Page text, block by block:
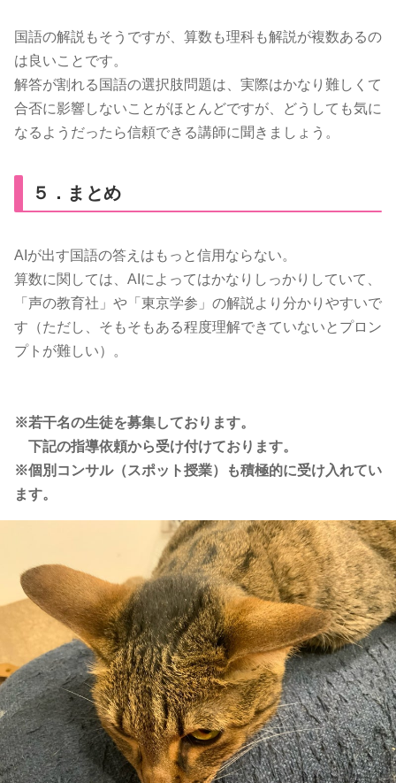
国語の解説もそうですが、算数も理科も解説が複数あるの
は良いことです。
解答が割れる国語の選択肢問題は、実際はかなり難しくて
合否に影響しないことがほとんどですが、どうしても気に
なるようだったら信頼できる講師に聞きましょう。
５．まとめ
AIが出す国語の答えはもっと信用ならない。
算数に関しては、AIによってはかなりしっかりしていて、
「声の教育社」や「東京学参」の解説より分かりやすいで
す（ただし、そもそもある程度理解できていないとプロン
プトが難しい）。
※若干名の生徒を募集しております。
下記の指導依頼から受け付けております。
※個別コンサル（スポット授業）も積極的に受け入れてい
ます。